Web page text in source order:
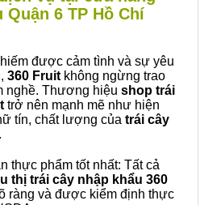
Quận 6 TP Hồ Chí
được cảm tình và sự yêu
360 Fruit không ngừng trao
nghề. Thương hiệu shop trái
trở nên mạnh mẽ như hiện
tín, chất lượng của trái cây
thực phẩm tốt nhất: Tất cả
thị trái cây nhập khẩu 360
ràng và được kiểm định thực